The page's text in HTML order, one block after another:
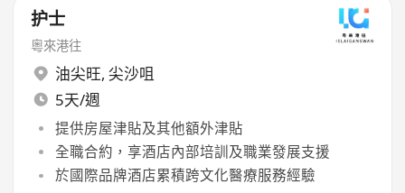
护士
粵來港往
油尖旺, 尖沙咀
5天/週
提供房屋津貼及其他額外津貼
全職合約，享酒店內部培訓及職業發展支援
於國際品牌酒店累積跨文化醫療服務經驗